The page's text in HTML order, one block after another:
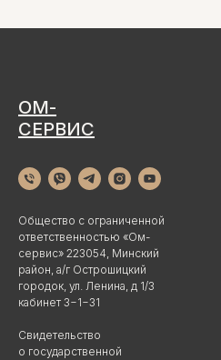
ОМ-
СЕРВИС
Общество с ограниченной
ответственностью «Ом-
сервис» 223054, Минский
район, а/г Острошицкий
городок, ул. Ленина, д 1/3
кабинет 3−1−31
Свидетельство
о государственной